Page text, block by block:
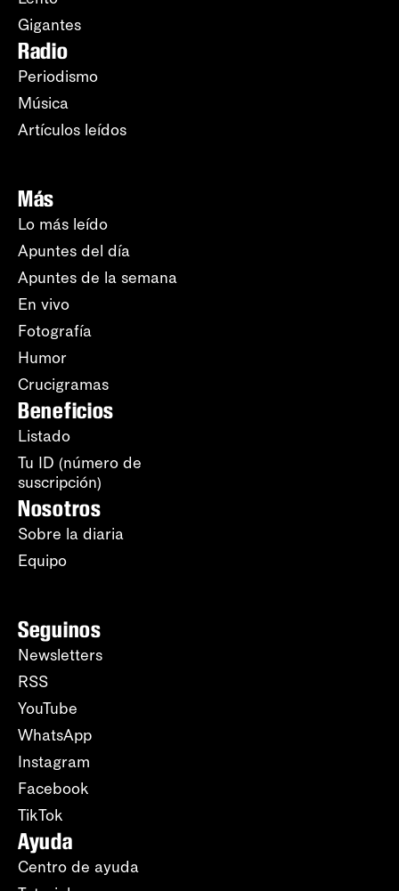
Gigantes
Radio
Periodismo
Música
Artículos leídos
Más
Lo más leído
Apuntes del día
Apuntes de la semana
En vivo
Fotografía
Humor
Crucigramas
Beneficios
Listado
Tu ID (número de
suscripción)
Nosotros
Sobre la diaria
Equipo
Seguinos
Newsletters
RSS
YouTube
WhatsApp
Instagram
Facebook
TikTok
Ayuda
Centro de ayuda